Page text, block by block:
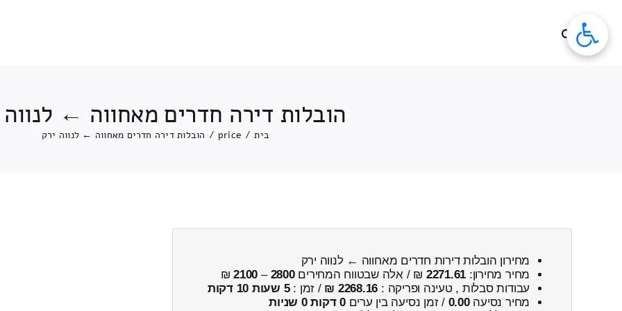
הובלות דירה חדרים מאחווה ←
בית /
price
/ הובלות דירה חדרים מאחווה ← לנווה ירק
מחירון הובלות דירות חדרים מאחווה ← לנווה ירק
מחיר מחירון: 2271.61 ₪ / אלה שבטווח המחירים2800
–
2100
₪
עבודות סבלות , טעינה ופריקה : 2268.16 ₪ / זמן :5 שעות 10 דקות
מחיר נסיעה0.00 / זמן נסיעה בין ערים0 דקות 0 שניות